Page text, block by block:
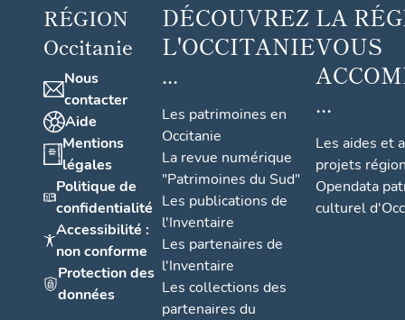
RÉGION
Occitanie
Nous
contacter
Aide
Mentions
légales
Politique de
confidentialité
Accessibilité :
non conforme
Protection des
données
DÉCOUVREZ
L'OCCITANIE
...
Les patrimoines en
Occitanie
La revue numérique
"Patrimoines du Sud"
Les publications de
l'Inventaire
Les partenaires de
l'Inventaire
Les collections des
partenaires du
LA
VOUS
...
Les aides et
projets
Opendata
culturel